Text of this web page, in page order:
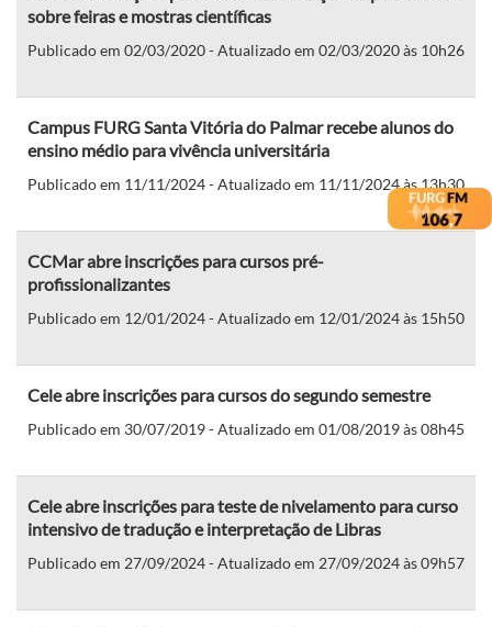
sobre feiras e mostras científicas
Publicado em 02/03/2020 - Atualizado em 02/03/2020 às 10h26
Campus FURG Santa Vitória do Palmar recebe alunos do
ensino médio para vivência universitária
Publicado em 11/11/2024 - Atualizado em 11/11/2024 às 13h30
CCMar abre inscrições para cursos pré-
profissionalizantes
Publicado em 12/01/2024 - Atualizado em 12/01/2024 às 15h50
Cele abre inscrições para cursos do segundo semestre
Publicado em 30/07/2019 - Atualizado em 01/08/2019 às 08h45
Cele abre inscrições para teste de nivelamento para curso
intensivo de tradução e interpretação de Libras
Publicado em 27/09/2024 - Atualizado em 27/09/2024 às 09h57